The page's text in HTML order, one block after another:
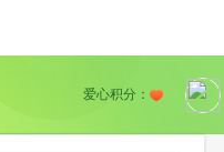
爱心积分：